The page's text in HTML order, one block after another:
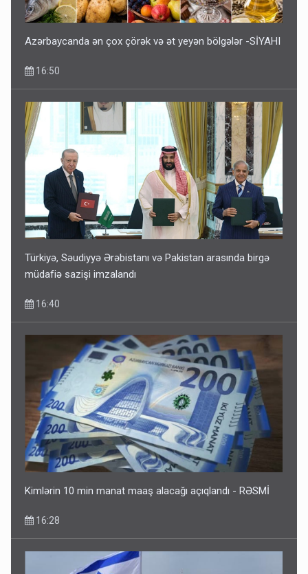
Azərbaycanda ən çox çörək və ət yeyən bölgələr -SİYAHI
16:50
Türkiyə, Səudiyyə Ərəbistanı və Pakistan arasında birgə
müdafiə sazişi imzalandı
16:40
Kimlərin 10 min manat maaş alacağı açıqlandı - RƏSMİ
16:28